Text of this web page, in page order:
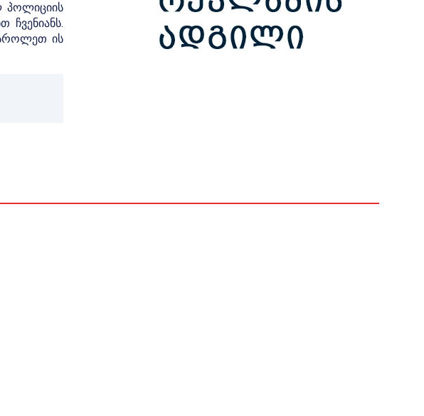
პოლიციის
ჩვენიანს.
ის